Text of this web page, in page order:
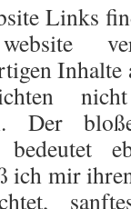
Links
Inhalte
Der
bedeutet
ich mir